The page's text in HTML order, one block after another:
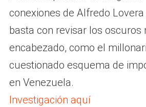
conexiones de Alfredo
basta con revisar los oscuros
encabezado, como el
cuestionado esquema de
en Venezuela.
Investigación aquí